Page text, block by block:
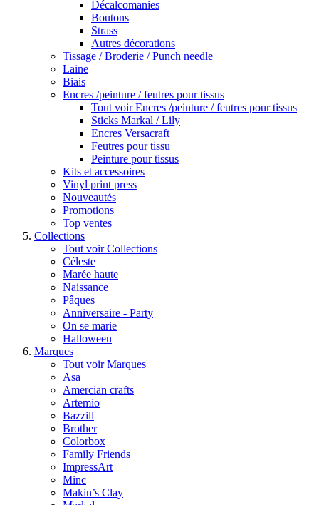
Décalcomanies
Boutons
Strass
Autres décorations
Tissage / Broderie / Punch needle
Laine
Biais
Encres /peinture / feutres pour tissus
Tout voir Encres /peinture / feutres pour tissus
Sticks Markal / Lily
Encres Versacraft
Feutres pour tissu
Peinture pour tissus
Kits et accessoires
Vinyl print press
Nouveautés
Promotions
Top ventes
Collections
Tout voir Collections
Céleste
Marée haute
Naissance
Pâques
Anniversaire - Party
On se marie
Halloween
Marques
Tout voir Marques
Asa
Amercian crafts
Artemio
Bazzill
Brother
Colorbox
Family Friends
ImpressArt
Minc
Makin’s Clay